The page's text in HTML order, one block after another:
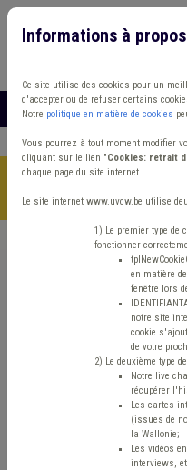
Accueil >Aménagement du
commerciales : permis
Aménagement du
Informations à
Ce site utilise des cookies pour un
d'accepter ou de refuser certains
Notre politique en matière de cookies
Vous pourrez à tout moment modifier
cliquant sur le lien "Cookies: retrait
chaque page du site internet.
Le site internet www.uvcw.be utilise
1) Le premier type
fonctionner
en matière
fenêtre lors
notre site
cookie
de votre
2) Le deuxième type
Notre live
récupérer
Les cartes
(issues de
la Wallonie;
Les vidéos
interviews,